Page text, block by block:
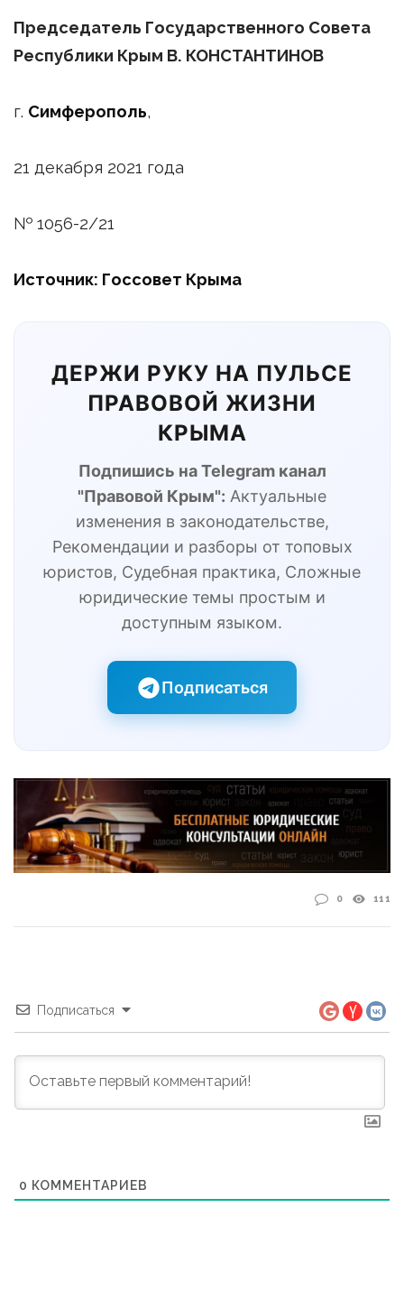
Председатель Государственного Совета
Республики Крым В. КОНСТАНТИНОВ
г. Симферополь,
21 декабря 2021 года
№ 1056-2/21
Источник: Госсовет Крыма
ДЕРЖИ РУКУ НА ПУЛЬСЕ
ПРАВОВОЙ ЖИЗНИ
КРЫМА
Подпишись на Telegram канал
"Правовой Крым": Актуальные
изменения в законодательстве,
Рекомендации и разборы от топовых
юристов, Судебная практика, Сложные
юридические темы простым и
доступным языком.
Подписаться
0 111
Подписаться
0 КОММЕНТАРИЕВ